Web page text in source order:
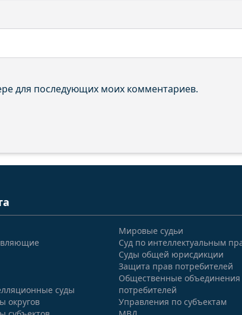
для последующих моих комментариев.
суды
округов
Мировые судьи
Суд по интеллектуальным
Суды общей юрисдикции
Защита прав потребителей
Общественные объединения
потребителей
Управления по субъектам